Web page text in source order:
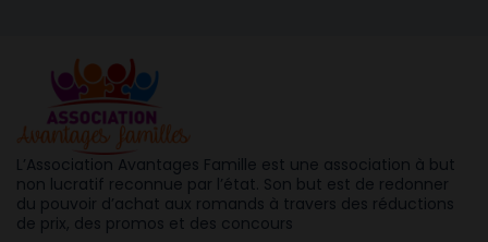
L’Association Avantages Famille est une association à but
non lucratif reconnue par l’état. Son but est de redonner
du pouvoir d’achat aux romands à travers des réductions
de prix, des promos et des concours